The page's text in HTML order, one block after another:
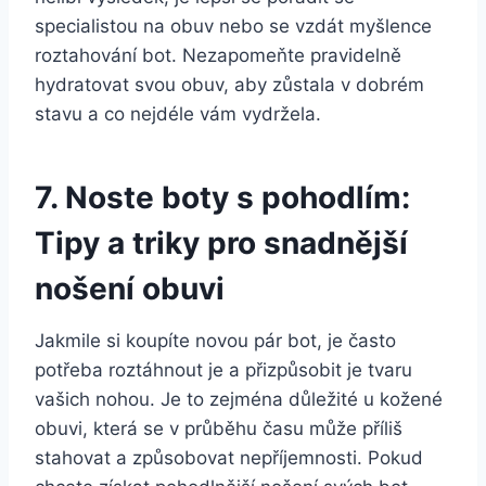
specialistou na ​obuv nebo se vzdát myšlence
roztahování bot.‌ Nezapomeňte‍ pravidelně
hydratovat svou obuv,⁢ aby zůstala v ⁢dobrém
stavu a co ‍nejdéle​ vám vydržela.
7. Noste boty ⁣s pohodlím:
Tipy a triky ⁤pro​ snadnější
nošení​ obuvi
Jakmile si ​koupíte novou pár bot, je často
potřeba roztáhnout je a přizpůsobit⁣ je ⁤tvaru
vašich ⁢nohou. Je⁢ to ​zejména důležité ‍u kožené
obuvi, která​ se v průběhu času může příliš
stahovat a způsobovat nepříjemnosti. Pokud